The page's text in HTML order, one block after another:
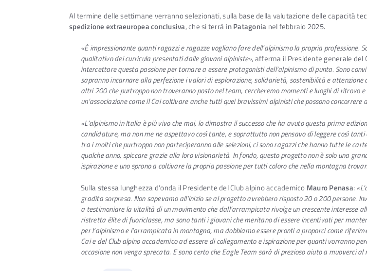
Al termine delle settimane verranno selezionati, sulla base della valutazione delle capacità
spedizione extraeuropea conclusiva, che si terràin Patagonia nel febbraio 2025.
«È impressionante quanti ragazzi e ragazze vogliano fare dell’alpinismo la propria
qualitativo dei curricula presentati dalle giovani alpiniste», afferma il Presidente generale del
intercettare questa passione per tornare a essere protagonisti dell’alpinismo di punta. Sono
sapranno incarnare alla perfezione i valori di esplorazione, solidarietà, sostenibilità e
altri 200 che purtroppo non troveranno posto nel team, cercheremo momenti e luoghi di ritrovo
un’associazione come il Cai coltivare anche tutti quei bravissimi alpinisti che possono
«L’alpinismo in Italia è più vivo che mai, lo dimostra il successo che ha avuto questa prima
candidature, ma non me ne aspettavo così tante, e soprattutto non pensavo di leggere così
tra i molti che purtroppo non parteciperanno alle selezioni, ci sono ragazzi che hanno tutte le
qualche anno, spiccare grazie alla loro visionarietà. In fondo, questo progetto non è solo una
ispirazione e uno sprono a coltivare la propria passione per tutti coloro che nella montagna
Sulla stessa lunghezza d’onda il Presidente del Club alpino accademico Mauro Penasa:
gradita sorpresa. Non sapevamo all’inizio se al progetto avrebbero risposto 20 o 200 persone.
a testimoniare la vitalità di un movimento che dall’arrampicata rivolge un crescente interesse
ristretta élite di fuoriclasse, ma sono tanti i giovani che meritano di essere incentivati per
per l’alpinismo e l’arrampicata in montagna, ma dobbiamo essere pronti a proporci come
Cai e del Club alpino accademico ad essere di collegamento e ispirazione per quanti vorranno
occasione non venga sprecata. E sono certo che Eagle Team sarà di prezioso aiuto a muoverci